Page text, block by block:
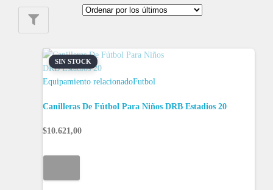
SIN STOCK
Equipamiento relacionadoFutbol
Canilleras De Fútbol Para Niños DRB Estadios 20
$10.621,00